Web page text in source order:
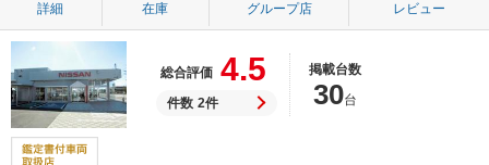
詳細 在庫 グループ店 レビュー
総合評価 4.5
件数 2件
掲載台数
30台